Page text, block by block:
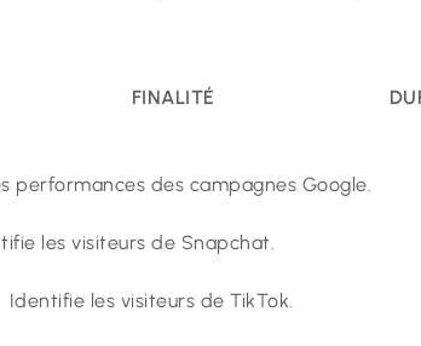
FINALITÉ DURÉE
des campagnes
visiteurs de
visiteurs de